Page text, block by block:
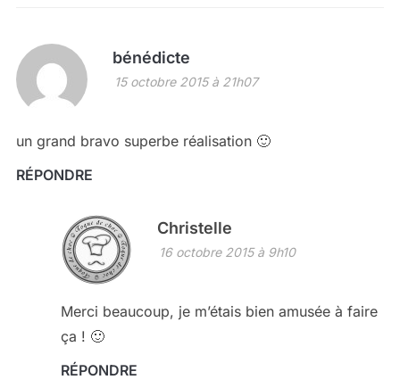
bénédicte
15 octobre 2015 à 21h07
un grand bravo superbe réalisation 🙂
RÉPONDRE
Christelle
16 octobre 2015 à 9h10
Merci beaucoup, je m’étais bien amusée à faire
ça ! 🙂
RÉPONDRE